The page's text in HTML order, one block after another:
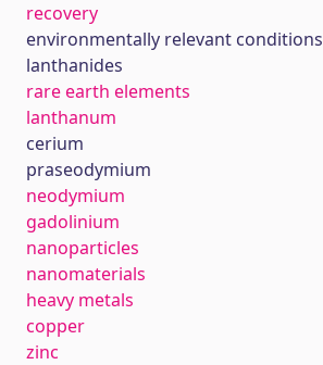
recovery
environmentally relevant conditions
lanthanides
rare earth elements
lanthanum
cerium
praseodymium
neodymium
gadolinium
nanoparticles
nanomaterials
heavy metals
copper
zinc